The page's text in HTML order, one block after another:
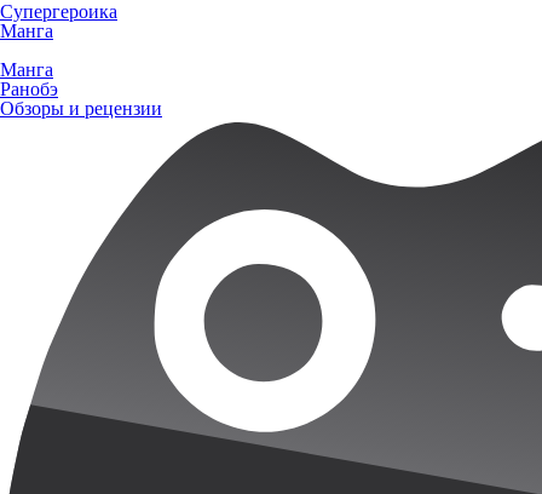
Супергероика
Манга
Манга
Ранобэ
Обзоры и рецензии